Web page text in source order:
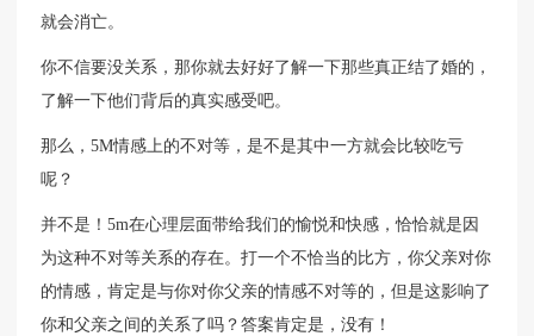
就会消亡。
你不信要没关系，那你就去好好了解一下那些真正结了婚的，
了解一下他们背后的真实感受吧。
那么，5M情感上的不对等，是不是其中一方就会比较吃亏
呢？
并不是！5m在心理层面带给我们的愉悦和快感，恰恰就是因
为这种不对等关系的存在。打一个不恰当的比方，你父亲对你
的情感，肯定是与你对你父亲的情感不对等的，但是这影响了
你和父亲之间的关系了吗？答案肯定是，没有！